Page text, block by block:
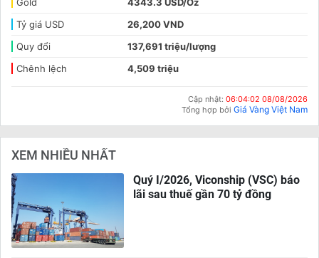
Tỷ giá USD
26,200 VND
Quy đổi
137,691 triệu/lượng
Chênh lệch
4,509 triệu
Cập nhật: 06:04:02 08/08/2026
Tổng hợp bởi Giá Vàng Việt Nam
XEM NHIỀU NHẤT
Quý I/2026, Viconship (VSC) báo
lãi sau thuế gần 70 tỷ đồng